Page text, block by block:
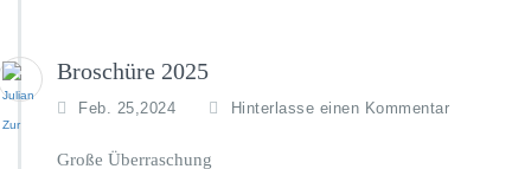
Broschüre 2025
Feb. 25,2024 Hinterlasse einen Kommentar
Große Überraschung